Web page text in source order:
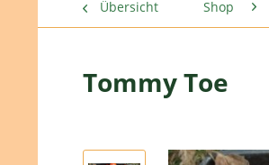
Übersicht Shop
Tommy Toe